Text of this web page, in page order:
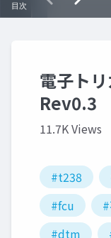
電子ト
Rev0.3
11.7K Views
#t238
#fcu
#dtm